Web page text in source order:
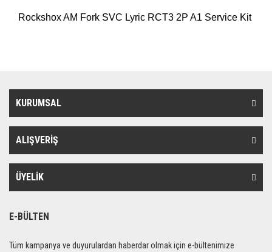
Rockshox AM Fork SVC Lyric RCT3 2P A1 Service Kit
KURUMSAL
ALIŞVERİŞ
ÜYELİK
E-BÜLTEN
Tüm kampanya ve duyurulardan haberdar olmak için e-bültenimize